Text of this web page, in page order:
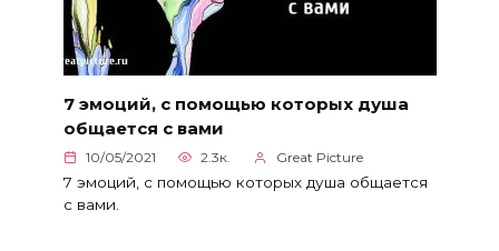
7 эмоций, с помощью которых душа
общается с вами
10/05/2021 2.3к. Great Picture
7 эмоций, с помощью которых душа общается
с вами.